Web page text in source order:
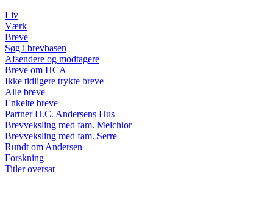
Liv
Værk
Breve
Søg i brevbasen
Afsendere og modtagere
Breve om HCA
Ikke tidligere trykte breve
Alle breve
Enkelte breve
Partner H.C. Andersens Hus
Brevveksling med fam. Melchior
Brevveksling med fam. Serre
Rundt om Andersen
Forskning
Titler oversat